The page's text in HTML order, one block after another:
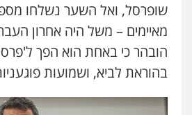
שופרסל, ואל השער נשלחו
מאיימים – משל היה אחרון
הובהר כי באחת הוא הפך
בהוראת לביא, ושמועות